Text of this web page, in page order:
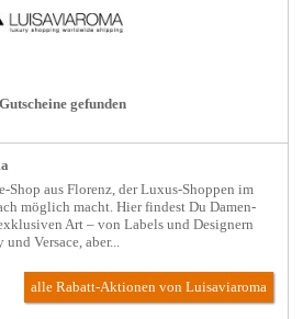
gefunden
Shop aus Florenz, der Luxus-Shoppen im
möglich macht. Hier findest Du Damen-
Art – von Labels und Designern
Versace, aber...
alle Rabatt-Aktionenvon Luisaviaroma